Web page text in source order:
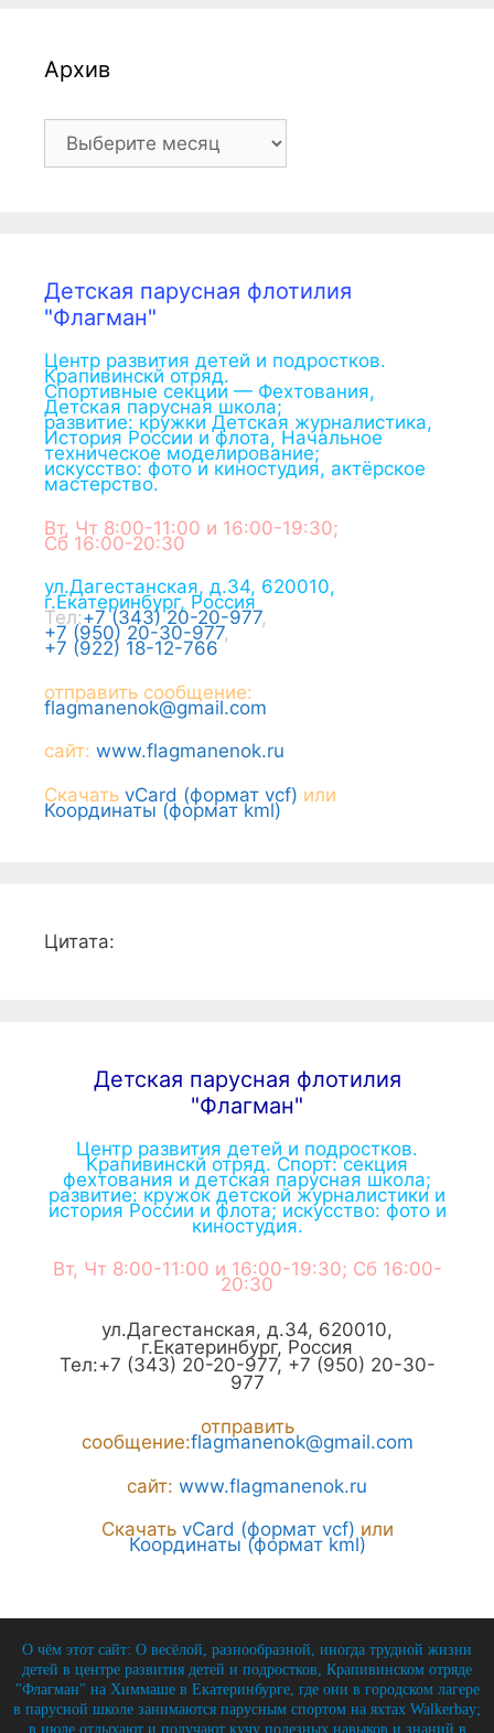
Архив
Архив
Детская парусная флотилия
"Флагман"
Центр развития детей и подростков.
Крапивинскй отряд.
Спортивные секции — Фехтования,
Детская парусная школа;
развитие: кружки Детская журналистика,
История России и флота, Начальное
техническое моделирование;
искусство: фото и киностудия, актёрское
мастерство.
Вт, Чт 8:00-11:00 и 16:00-19:30;
Сб 16:00-20:30
ул.Дагестанская, д.34, 620010,
г.Екатеринбург, Россия
Тел:+7 (343) 20-20-977,
+7 (950) 20-30-977,
+7 (922) 18-12-766
отправить сообщение:
flagmanenok@gmail.com
сайт: www.flagmanenok.ru
Скачать vCard (формат vcf) или
Координаты (формат kml)
Цитата:
Детская парусная флотилия
"Флагман"
Центр развития детей и подростков.
Крапивинскй отряд. Спорт: секция
фехтования и детская парусная школа;
развитие: кружок детской журналистики и
история России и флота; искусство: фото и
киностудия.
Вт, Чт 8:00-11:00 и 16:00-19:30; Сб 16:00-
20:30
ул.Дагестанская, д.34, 620010,
г.Екатеринбург, Россия
Тел:+7 (343) 20-20-977, +7 (950) 20-30-
977
отправить
сообщение:flagmanenok@gmail.com
сайт: www.flagmanenok.ru
Скачать vCard (формат vcf) или
Координаты (формат kml)
О чём этот сайт: О весёлой, разнообразной, иногда трудной жизни
детей в центре развития детей и подростков, Крапивинском отряде
"Флагман" на Химмаше в Екатеринбурге, где они в городском лагере
в парусной школе занимаются парусным спортом на яхтах Walkerbay;
в июле отдыхают и получают кучу полезных навыков и знаний в